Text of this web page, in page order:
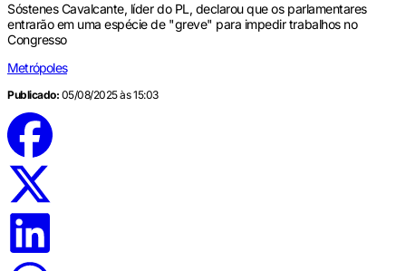
Sóstenes Cavalcante, líder do PL, declarou que os parlamentares
entrarão em uma espécie de "greve" para impedir trabalhos no
Congresso
Metrópoles
Publicado: 05/08/2025 às 15:03